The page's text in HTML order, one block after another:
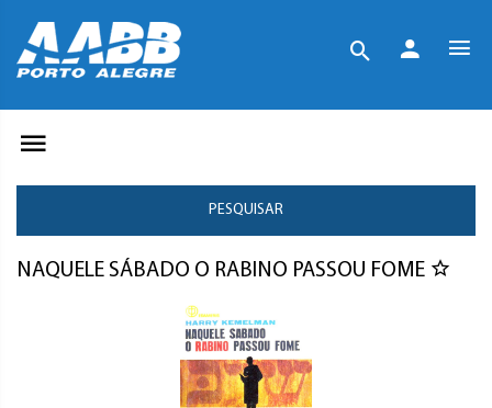
PESQUISAR
NAQUELE SÁBADO O RABINO PASSOU FOME